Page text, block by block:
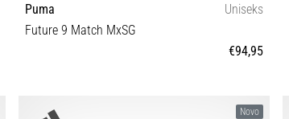
Puma
Uniseks
Future 9 Match MxSG
€94,95
40 40½ 41 42 42½ 43 44 44½ 45 46 46½ 47 Novo